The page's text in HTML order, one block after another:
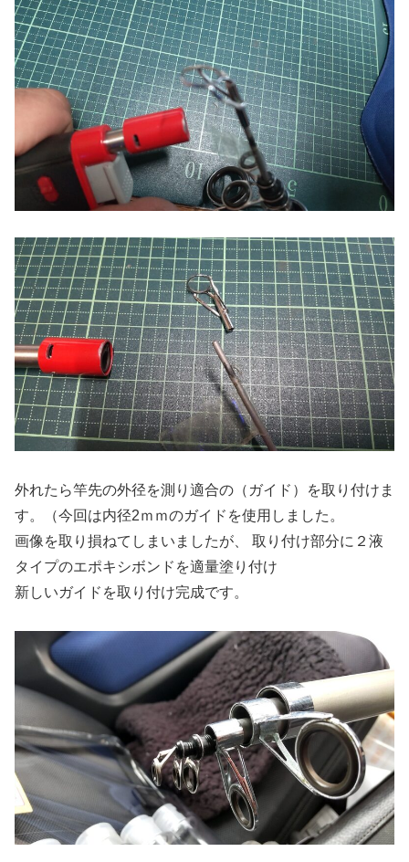
外れたら竿先の外径を測り適合の（ガイド）を取り付けま
す。（今回は内径2ｍｍのガイドを使用しました。
画像を取り損ねてしまいましたが、 取り付け部分に２液
タイプのエポキシボンドを適量塗り付け
新しいガイドを取り付け完成です。